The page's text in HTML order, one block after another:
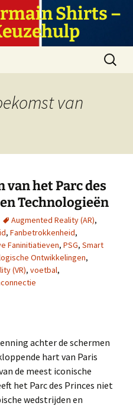
Shirts –
Zoeken
naar:
van
van het Parc des
Technologieën
Augmented Reality (AR),
, Fanbetrokkenheid,
Faninitiatieven, PSG, Smart
Ontwikkelingen,
(VR), voetbal,
achter de schermen
hart van Paris
de meest iconische
het Parc des Princes niet
wedstrijden en